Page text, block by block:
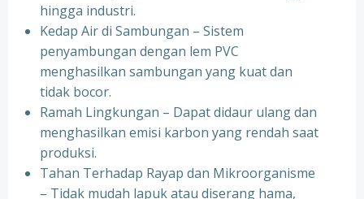
hingga industri.
Kedap Air di Sambungan – Sistem
penyambungan dengan lem PVC
menghasilkan sambungan yang kuat dan
tidak bocor.
Ramah Lingkungan – Dapat didaur ulang dan
menghasilkan emisi karbon yang rendah saat
produksi.
Tahan Terhadap Rayap dan Mikroorganisme
– Tidak mudah lapuk atau diserang hama,